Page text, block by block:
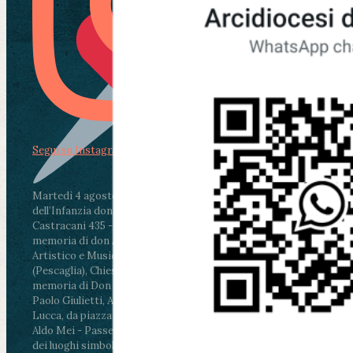
Martedì 4 agosto2026
ore 11:30 - Lucca, Scuola
dell’Infanzia don Aldo Mei - Viale Castruccio
Castracani 435 - Inaugurazione murales in
memoria di don Aldo Mei curato dal Liceo
Artistico e Musicale “Passaglia”
ore 18 - Fiano
(Pescaglia), Chiesa parrocchiale - Messa in
memoria di Don Aldo Mei celebrata da mons.
Paolo Giulietti, Arcivescovo di Lucca
ore 20.30 -
Lucca, da piazza San Michele al Cippo di don
Aldo Mei - Passeggiata della Memoria in alcuni
dei luoghi simbolo della città. Ritrovo alle ore
Segui su Instagram